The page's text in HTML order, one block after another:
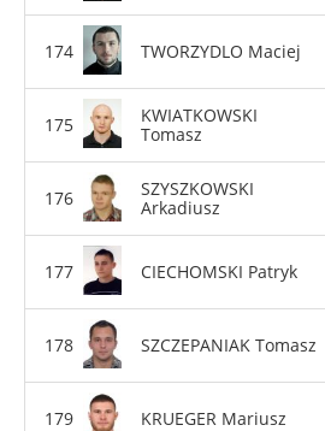
TWORZYDLO Maciej
KWIATKOWSKI
Tomasz
SZYSZKOWSKI
Arkadiusz
CIECHOMSKI Patryk
SZCZEPANIAK Tomasz
KRUEGER Mariusz